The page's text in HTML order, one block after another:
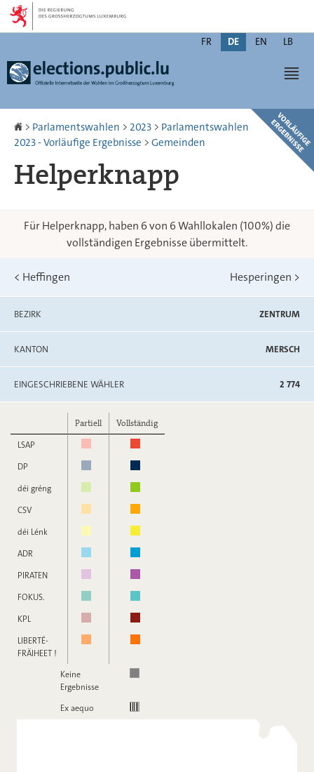
Zur
Navigation
Zum
Inhalt
Changer
FR DE EN LB
Startseite
> Parlamentswahlen > 2023 > Parlamentswahlen
2023 - Vorläufige Ergebnisse > Gemeinden
Helperknapp
Für Helperknapp, haben 6 von 6 Wahllokalen (100%) die
vollständigen Ergebnisse übermittelt.
< Heffingen Hesperingen >
BEZIRK ZENTRUM
KANTON MERSCH
EINGESCHRIEBENE WÄHLER 2 774
Partiell
Vollständig
LSAP
DP
déi gréng
CSV
déi Lénk
ADR
PIRATEN
FOKUS.
KPL
LIBERTÉ-
FRÄIHEET !
Keine
Ergebnisse
Ex aequo